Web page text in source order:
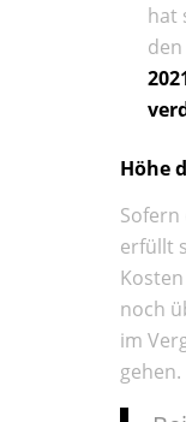
hat
den
Höhe
Sofern
erfüllt
noch
im
gehen.